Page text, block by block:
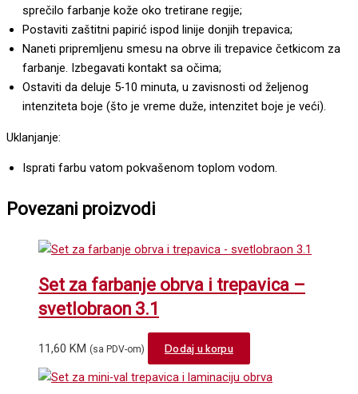
sprečilo farbanje kože oko tretirane regije;
Postaviti zaštitni papirić ispod linije donjih trepavica;
Naneti pripremljenu smesu na obrve ili trepavice četkicom za
farbanje. Izbegavati kontakt sa očima;
Ostaviti da deluje 5-10 minuta, u zavisnosti od željenog
intenziteta boje (što je vreme duže, intenzitet boje je veći).
Uklanjanje:
Isprati farbu vatom pokvašenom toplom vodom.
Povezani proizvodi
Set za farbanje obrva i trepavica –
svetlobraon 3.1
11,60 KM (sa PDV-om) Dodaj u korpu